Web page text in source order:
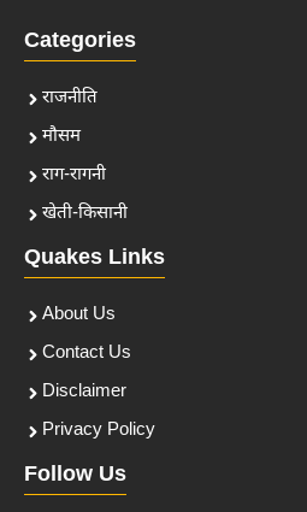
Categories
राजनीति
मौसम
राग-रागनी
खेती-किसानी
Quakes Links
About Us
Contact Us
Disclaimer
Privacy Policy
Follow Us